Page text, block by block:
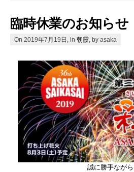
臨時休業のお知らせ
On 2019年7月19日, in 朝霞 , by asaka
誠に勝手なが